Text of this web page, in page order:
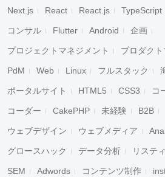
Next.js React React.js TypeScript
コンサル Flutter Android 企画
プロジェクトマネジメント プロダク
PdM Web Linux フルスタック
ポータルサイト HTML5 CSS3 コ
コーダー CakePHP 未経験 B2B
ウェブデザイン ウェブメディア
グロースハック データ分析 リステ
SEM Adwords コンテンツ制作